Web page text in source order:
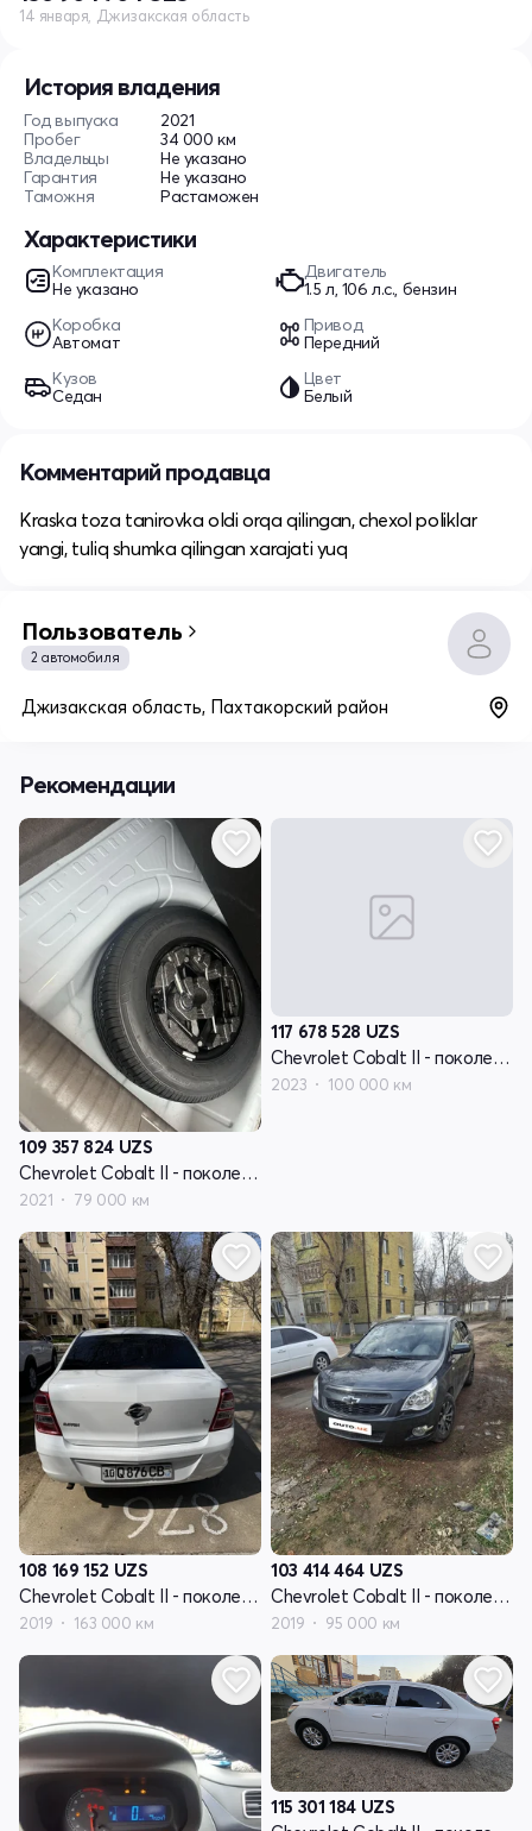
История владения
Год выпуска
2021
Пробег
34 000 км
Владельцы
Не указано
Гарантия
Не указано
Таможня
Растаможен
Характеристики
Комплектация
Не указано
Двигатель
1.5 л, 106 л.с., бензин
Коробка
Автомат
Привод
Передний
Кузов
Седан
Цвет
Белый
14 января, Джизакская область
Комментарий продавца
Kraska toza tanirovka oldi orqa qilingan, chexol poliklar
yangi, tuliq shumka qilingan xarajati yuq
Пользователь
2 автомобиля
Джизакская область, Пахтакорский район
Рекомендации
109 357 824 UZS
Chevrolet Cobalt II - поколение рестайлинг
2021 79 000 км
117 678 528 UZS
Chevrolet Cobalt II - поколение рестайлинг
2023 100 000 км
108 169 152 UZS
Chevrolet Cobalt II - поколение рестайлинг
2019 163 000 км
103 414 464 UZS
Chevrolet Cobalt II - поколение рестайлинг
2019 95 000 км
115 301 184 UZS